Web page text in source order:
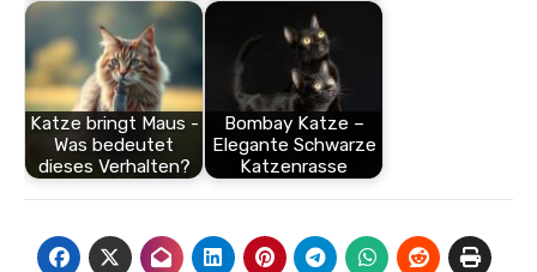
Katze bringt Maus -
Was bedeutet
dieses Verhalten?
Bombay Katze –
Elegante Schwarze
Katzenrasse